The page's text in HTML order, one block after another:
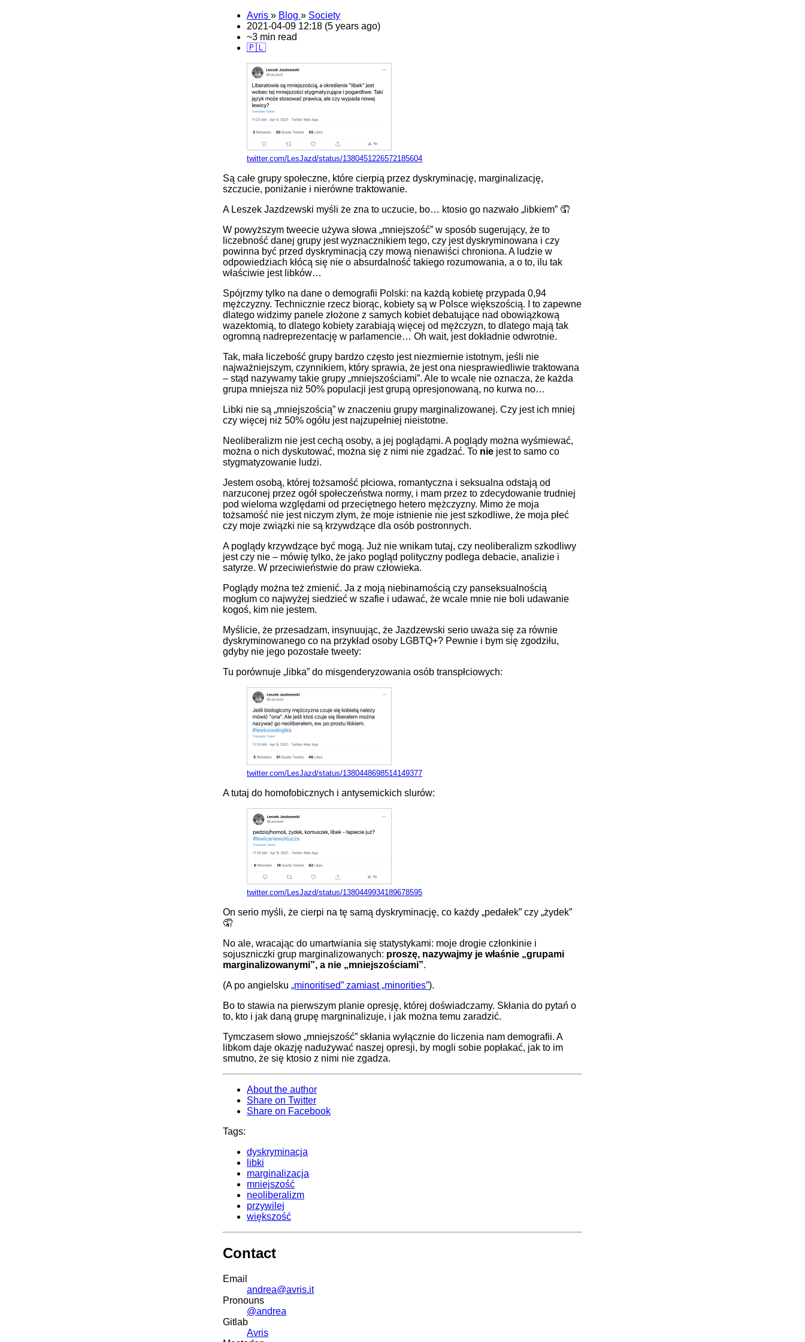
Avris » Blog » Society
2021-04-09 12:18 (5 years ago)
~3 min read
🇵🇱
twitter.com/LesJazd/status/1380451226572185604
Są całe grupy społeczne, które cierpią przez dyskryminację, marginalizację,
szczucie, poniżanie i nierówne traktowanie.
A Leszek Jazdzewski myśli że zna to uczucie, bo… ktosio go nazwało „libkiem” 🤦
W powyższym tweecie używa słowa „mniejszość” w sposób sugerujący, że to
liczebność danej grupy jest wyznacznikiem tego, czy jest dyskryminowana i czy
powinna być przed dyskryminacją czy mową nienawiści chroniona. A ludzie w
odpowiedziach kłócą się nie o absurdalność takiego rozumowania, a o to, ilu tak
właściwie jest libków…
Spójrzmy tylko na dane o demografii Polski: na każdą kobietę przypada 0,94
mężczyzny. Technicznie rzecz biorąc, kobiety są w Polsce większością. I to zapewne
dlatego widzimy panele złożone z samych kobiet debatujące nad obowiązkową
wazektomią, to dlatego kobiety zarabiają więcej od mężczyzn, to dlatego mają tak
ogromną nadreprezentację w parlamencie… Oh wait, jest dokładnie odwrotnie.
Tak, mała liczebość grupy bardzo często jest niezmiernie istotnym, jeśli nie
najważniejszym, czynnikiem, który sprawia, że jest ona niesprawiedliwie traktowana
– stąd nazywamy takie grupy „mniejszościami”. Ale to wcale nie oznacza, że każda
grupa mniejsza niż 50% populacji jest grupą opresjonowaną, no kurwa no…
Libki nie są „mniejszością” w znaczeniu grupy marginalizowanej. Czy jest ich mniej
czy więcej niż 50% ogółu jest najzupełniej nieistotne.
Neoliberalizm nie jest cechą osoby, a jej poglądąmi. A poglądy można wyśmiewać,
można o nich dyskutować, można się z nimi nie zgadzać. To nie jest to samo co
stygmatyzowanie ludzi.
Jestem osobą, której tożsamość płciowa, romantyczna i seksualna odstają od
narzuconej przez ogół społeczeństwa normy, i mam przez to zdecydowanie trudniej
pod wieloma względami od przeciętnego hetero mężczyzny. Mimo że moja
tożsamość nie jest niczym złym, że moje istnienie nie jest szkodliwe, że moja płeć
czy moje związki nie są krzywdzące dla osób postronnych.
A poglądy krzywdzące być mogą. Już nie wnikam tutaj, czy neoliberalizm szkodliwy
jest czy nie – mówię tylko, że jako pogląd polityczny podlega debacie, analizie i
satyrze. W przeciwieństwie do praw człowieka.
Poglądy można też zmienić. Ja z moją niebinarnością czy panseksualnością
mogłum co najwyżej siedzieć w szafie i udawać, że wcale mnie nie boli udawanie
kogoś, kim nie jestem.
Myślicie, że przesadzam, insynuując, że Jazdzewski serio uważa się za równie
dyskryminowanego co na przykład osoby LGBTQ+? Pewnie i bym się zgodziłu,
gdyby nie jego pozostałe tweety:
Tu porównuje „libka” do misgenderyzowania osób transpłciowych:
twitter.com/LesJazd/status/1380448698514149377
A tutaj do homofobicznych i antysemickich slurów:
twitter.com/LesJazd/status/1380449934189678595
On serio myśli, że cierpi na tę samą dyskryminację, co każdy „pedałek” czy „żydek”
🤦
No ale, wracając do umartwiania się statystykami: moje drogie członkinie i
sojuszniczki grup marginalizowanych: proszę, nazywajmy je właśnie „grupami
marginalizowanymi”, a nie „mniejszościami”.
(A po angielsku „minoritised” zamiast „minorities”).
Bo to stawia na pierwszym planie opresję, której doświadczamy. Skłania do pytań o
to, kto i jak daną grupę margninalizuje, i jak można temu zaradzić.
Tymczasem słowo „mniejszość” skłania wyłącznie do liczenia nam demografii. A
libkom daje okazję nadużywać naszej opresji, by mogli sobie popłakać, jak to im
smutno, że się ktosio z nimi nie zgadza.
About the author
Share on Twitter
Share on Facebook
Tags:
dyskryminacja
libki
marginalizacja
mniejszość
neoliberalizm
przywilej
większość
Contact
Email
andrea@avris.it
Pronouns
@andrea
Gitlab
Avris